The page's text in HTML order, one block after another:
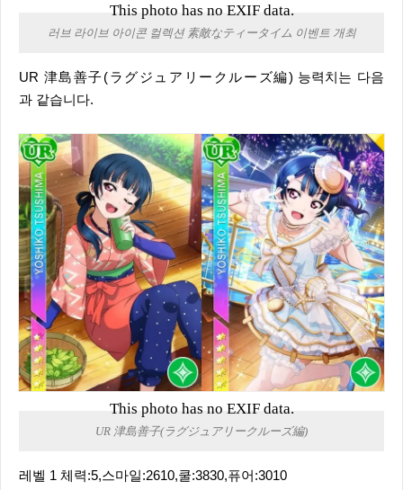
This photo has no EXIF data.
러브 라이브 아이콘 컬렉션 素敵なティータイム 이벤트 개최
UR 津島善子(ラグジュアリークルーズ編) 능력치는 다음
과 같습니다.
This photo has no EXIF data.
UR 津島善子(ラグジュアリークルーズ編)
레벨 1 체력:5,스마일:2610,쿨:3830,퓨어:3010